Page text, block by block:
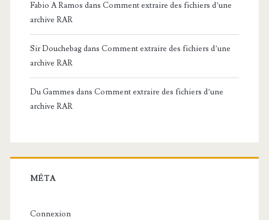
Fabio A Ramos dans Comment extraire des fichiers d’une
archive RAR
Sir Douchebagdans Comment extraire des fichiers d’une
archive RAR
Du Gammes dans Comment extraire des fichiers d’une
archive RAR
MÉTA
Connexion